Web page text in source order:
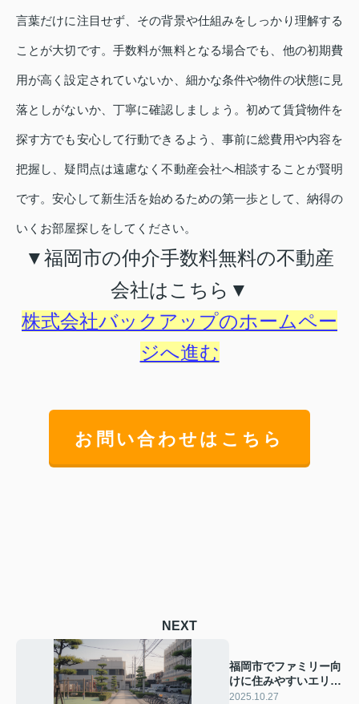
言葉だけに注目せず、その背景や仕組みをしっかり理解する
ことが大切です。手数料が無料となる場合でも、他の初期費
用が高く設定されていないか、細かな条件や物件の状態に見
落としがないか、丁寧に確認しましょう。初めて賃貸物件を
探す方でも安心して行動できるよう、事前に総費用や内容を
把握し、疑問点は遠慮なく不動産会社へ相談することが賢明
です。安心して新生活を始めるための第一歩として、納得の
いくお部屋探しをしてください。
▼福岡市の仲介手数料無料の不動産
会社はこちら▼
株式会社バックアップのホームペー
ジへ進む
お問い合わせはこちら
NEXT
福岡市でファミリー向
けに住みやすいエリア
はどこ？子育てしやす
2025.10.27